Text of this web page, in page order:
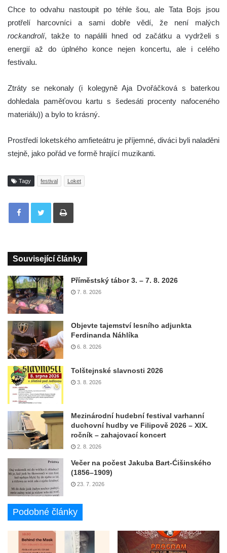
Chce to odvahu nastoupit po téhle šou, ale Tata Bojs jsou
protřelí harcovníci a sami dobře vědí, že není malých
rockandrolí, takže to napálili hned od začátku a vydrželi s
energií až do úplného konce nejen koncertu, ale i celého
festivalu.
Ztráty se nekonaly (i kolegyně Aja Dvořáčková s baterkou
dohledala paměťovou kartu s šedesáti procenty nafoceného
materiálu)) a bylo to krásný.
Prostředí loketského amfieteátru je příjemné, diváci byli naladěni
stejně, jako pořád ve formě hrající muzikanti.
Tagy festival Loket
Tisknout
Související články
Příměstský tábor 3. – 7. 8. 2026
7. 8. 2026
Objevte tajemství lesního adjunkta
Ferdinanda Náhlíka
6. 8. 2026
Tolštejnské slavnosti 2026
3. 8. 2026
Mezinárodní hudební festival varhanní
duchovní hudby ve Filipově 2026 – XIX.
ročník – zahajovací koncert
2. 8. 2026
Večer na počest Jakuba Bart-Ćišinského
(1856–1909)
23. 7. 2026
Podobné články